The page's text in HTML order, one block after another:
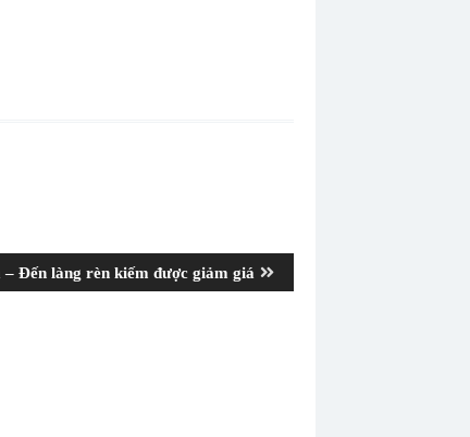
– Đến làng rèn kiếm được giảm giá